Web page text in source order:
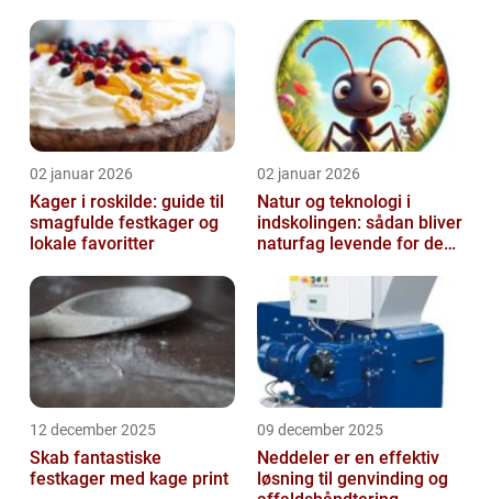
02 januar 2026
Kager i roskilde: guide til
smagfulde festkager og
lokale favoritter
02 januar 2026
Natur og teknologi i
indskolingen: sådan bliver
naturfag levende for de
12 december 2025
Skab fantastiske
festkager med kage print
09 december 2025
Neddeler er en effektiv
løsning til genvinding og